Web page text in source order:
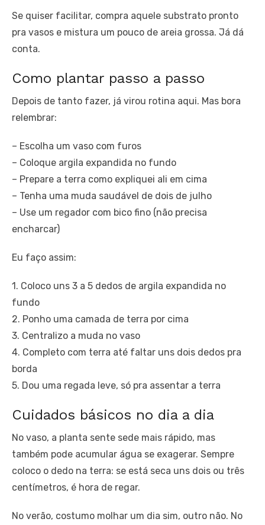
Se quiser facilitar, compra aquele substrato pronto
pra vasos e mistura um pouco de areia grossa. Já dá
conta.
Como plantar passo a passo
Depois de tanto fazer, já virou rotina aqui. Mas bora
relembrar:
– Escolha um vaso com furos
– Coloque argila expandida no fundo
– Prepare a terra como expliquei ali em cima
– Tenha uma muda saudável de dois de julho
– Use um regador com bico fino (não precisa
encharcar)
Eu faço assim:
1. Coloco uns 3 a 5 dedos de argila expandida no
fundo
2. Ponho uma camada de terra por cima
3. Centralizo a muda no vaso
4. Completo com terra até faltar uns dois dedos pra
borda
5. Dou uma regada leve, só pra assentar a terra
Cuidados básicos no dia a dia
No vaso, a planta sente sede mais rápido, mas
também pode acumular água se exagerar. Sempre
coloco o dedo na terra: se está seca uns dois ou três
centímetros, é hora de regar.
No verão, costumo molhar um dia sim, outro não. No